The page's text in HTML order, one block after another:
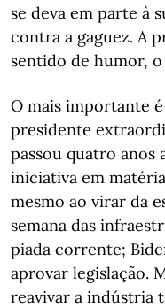
se deva em parte à
contra a gaguez. A
sentido de humor,
O mais importante
presidente
passou quatro anos
iniciativa em
mesmo ao virar da
semana das
piada corrente;
aprovar legislação.
reavivar a indústria